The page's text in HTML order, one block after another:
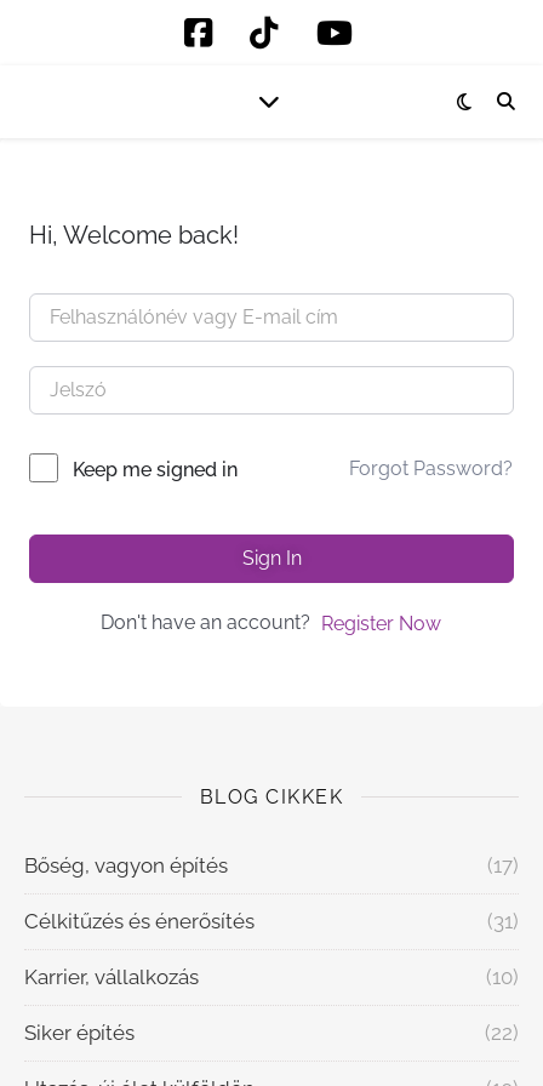
Hi, Welcome back!
Keep me signed in Forgot Password?
Sign In
Don't have an account? Register Now
BLOG CIKKEK
Bőség, vagyon építés (17)
Célkitűzés és énerősítés (31)
Karrier, vállalkozás (10)
Siker építés (22)